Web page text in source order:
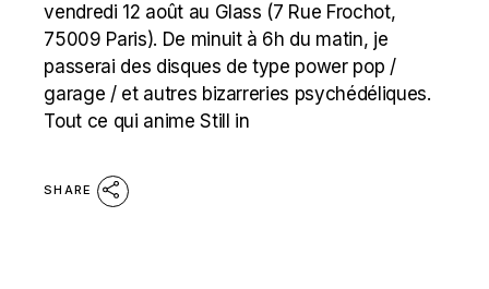
vendredi 12 août au Glass (7 Rue Frochot,
75009 Paris). De minuit à 6h du matin, je
passerai des disques de type power pop /
garage / et autres bizarreries psychédéliques.
Tout ce qui anime Still in
SHARE